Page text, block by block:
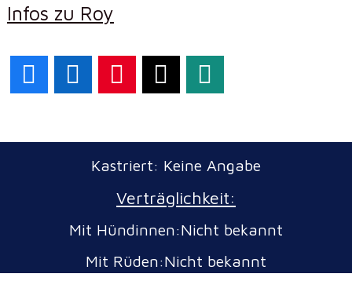
Infos zu Roy
Kastriert: Keine Angabe
Verträglichkeit:
Mit Hündinnen:Nicht bekannt
Mit Rüden:Nicht bekannt